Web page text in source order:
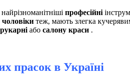
професійні
чоловіки теж, мають злегка
або салону краси .
прасок в Україні